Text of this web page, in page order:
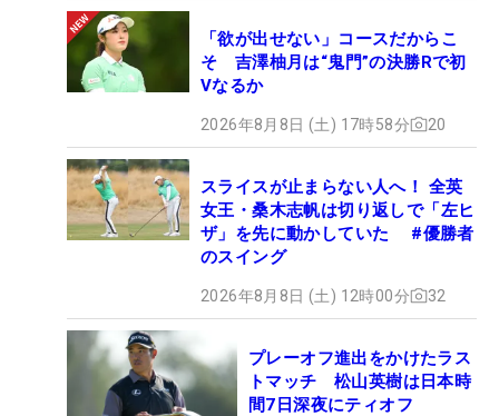
「欲が出せない」コースだからこ
そ 吉澤柚月は“鬼門”の決勝Rで初
Vなるか
2026年8月8日 (土) 17時58分 20
スライスが止まらない人へ！ 全英
女王・桑木志帆は切り返しで「左ヒ
ザ」を先に動かしていた #優勝者
のスイング
2026年8月8日 (土) 12時00分 32
プレーオフ進出をかけたラス
トマッチ 松山英樹は日本時
間7日深夜にティオフ